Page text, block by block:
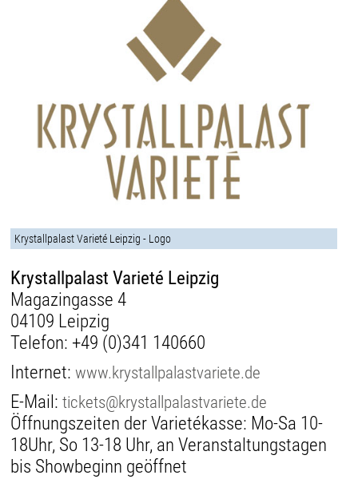
Krystallpalast Varieté Leipzig - Logo
Krystallpalast Varieté Leipzig
Magazingasse 4
04109 Leipzig
Telefon: +49 (0)341 140660
Internet:www.krystallpalastvariete.de
E-Mail:tickets@krystallpalastvariete.de
Öffnungszeiten der Varietékasse: Mo-Sa 10-
18Uhr, So 13-18 Uhr, an Veranstaltungstagen
bis Showbeginn geöffnet